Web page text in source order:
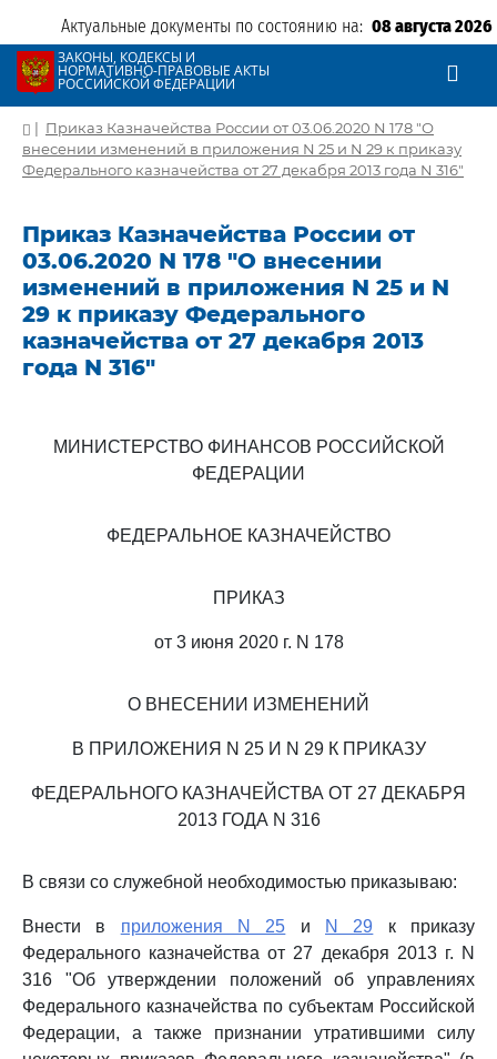
Актуальные документы по состоянию на: 08 августа 2026
ЗАКОНЫ, КОДЕКСЫ И
НОРМАТИВНО-ПРАВОВЫЕ АКТЫ
РОССИЙСКОЙ ФЕДЕРАЦИИ
| Приказ Казначейства России от 03.06.2020 N 178 "О
внесении изменений в приложения N 25 и N 29 к приказу
Федерального казначейства от 27 декабря 2013 года N 316"
Приказ Казначейства России от
03.06.2020 N 178 "О внесении
изменений в приложения N 25 и N
29 к приказу Федерального
казначейства от 27 декабря 2013
года N 316"
МИНИСТЕРСТВО ФИНАНСОВ РОССИЙСКОЙ
ФЕДЕРАЦИИ
ФЕДЕРАЛЬНОЕ КАЗНАЧЕЙСТВО
ПРИКАЗ
от 3 июня 2020 г. N 178
О ВНЕСЕНИИ ИЗМЕНЕНИЙ
В ПРИЛОЖЕНИЯ N 25 И N 29 К ПРИКАЗУ
ФЕДЕРАЛЬНОГО КАЗНАЧЕЙСТВА ОТ 27 ДЕКАБРЯ
2013 ГОДА N 316
В связи со служебной необходимостью приказываю:
Внести в приложения N 25 и N 29 к приказу
Федерального казначейства от 27 декабря 2013 г. N
316 "Об утверждении положений об управлениях
Федерального казначейства по субъектам Российской
Федерации, а также признании утратившими силу